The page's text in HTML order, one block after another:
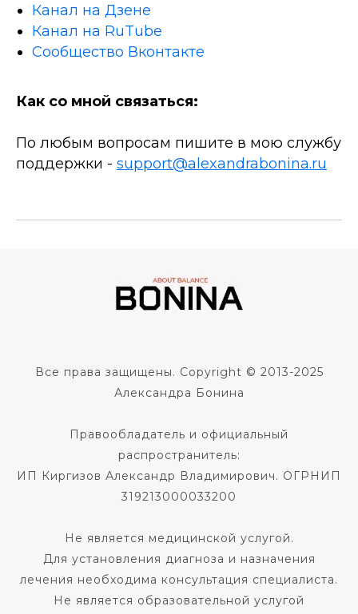
Канал на Дзене
Канал на RuTube
Сообщество Вконтакте
Как со мной связаться:
По любым вопросам пишите в мою службу
поддержки - support@alexandrabonina.ru
Все права защищены. Copyright © 2013-2025
Александра Бонина
Правообладатель и официальный
распространитель:
ИП Киргизов Александр Владимирович. ОГРНИП
319213000033200
Не является медицинской услугой.
Для установления диагноза и назначения
лечения необходима консультация специалиста.
Не является образовательной услугой